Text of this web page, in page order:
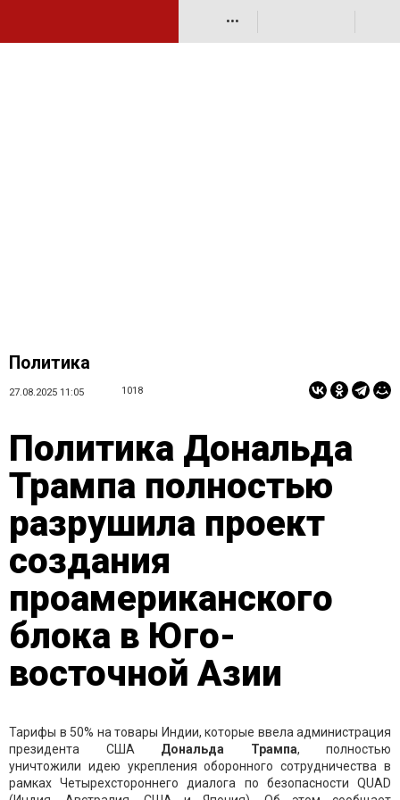
•••
Политика
27.08.2025 11:05 1018
Политика Дональда
Трампа полностью
разрушила проект
создания
проамериканского
блока в Юго-
восточной Азии
Тарифы в 50% на товары Индии, которые ввела администрация
президента США Дональда Трампа, полностью
уничтожили идею укрепления оборонного сотрудничества в
рамках Четырехстороннего диалога по безопасности QUAD